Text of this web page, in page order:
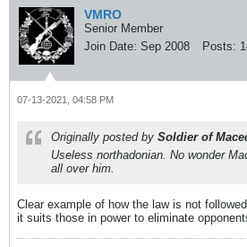
VMRO
Senior Member
Join Date: Sep 2008 Posts:
07-13-2021, 04:58 PM
Originally posted by Soldier of
Useless northadonian. No wonder
all over him.
Clear example of how the law is not
it suits those in power to eliminate